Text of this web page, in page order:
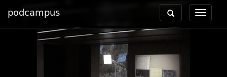
podcampus
Toggle
Toggle
navigation